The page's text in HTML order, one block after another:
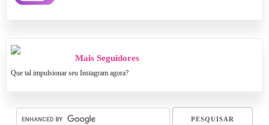
Mais Seguidores
Que tal impulsionar seu Instagram agora?